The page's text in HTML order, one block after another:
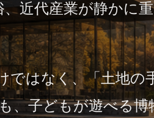
近代産業が静かに
ではなく、「土地の
、子どもが遊べる博